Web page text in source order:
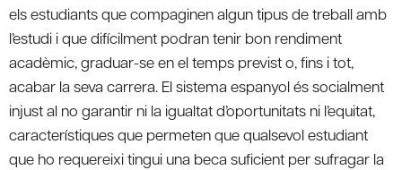
els estudiants que compaginen algun tipus de treball amb
l’estudi i que difícilment podran tenir bon rendiment
acadèmic, graduar-se en el temps previst o, fins i tot,
acabar la seva carrera. El sistema espanyol és socialment
injust al no garantir ni la igualtat d’oportunitats ni l’equitat,
característiques que permeten que qualsevol estudiant
que ho requereixi tingui una beca suficient per sufragar la